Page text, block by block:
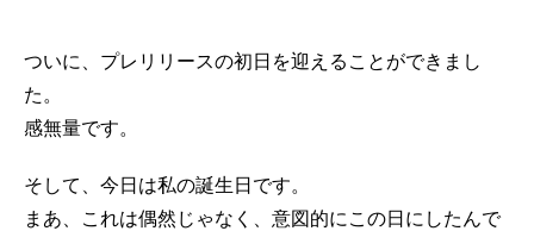
ついに、プレリリースの初日を迎えることができまし
た。
感無量です。
そして、今日は私の誕生日です。
まあ、これは偶然じゃなく、意図的にこの日にしたんで